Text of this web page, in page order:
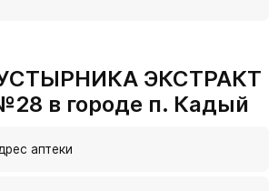
ЭКСТРАКТ
в городе п. Кадый